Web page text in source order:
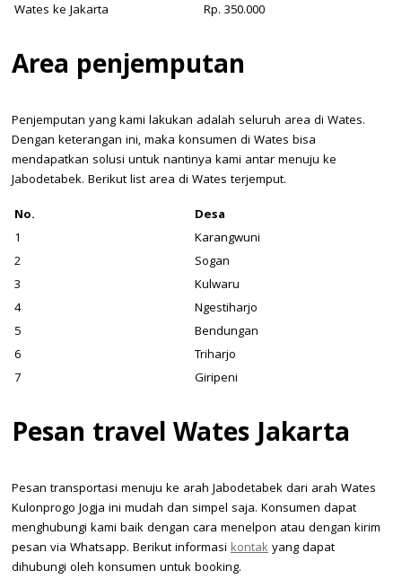
Wates ke Jakarta
Rp. 350.000
Area penjemputan
Penjemputan yang kami lakukan adalah seluruh area di Wates.
Dengan keterangan ini, maka konsumen di Wates bisa
mendapatkan solusi untuk nantinya kami antar menuju ke
Jabodetabek. Berikut list area di Wates terjemput.
No.
Desa
1
Karangwuni
2
Sogan
3
Kulwaru
4
Ngestiharjo
5
Bendungan
6
Triharjo
7
Giripeni
Pesan travel Wates Jakarta
Pesan transportasi menuju ke arah Jabodetabek dari arah Wates
Kulonprogo Jogja ini mudah dan simpel saja. Konsumen dapat
menghubungi kami baik dengan cara menelpon atau dengan kirim
pesan via Whatsapp. Berikut informasi kontakyang dapat
dihubungi oleh konsumen untuk booking.